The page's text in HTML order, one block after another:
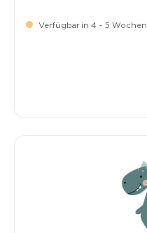
Verfügbar in 4 - 5 Wochen